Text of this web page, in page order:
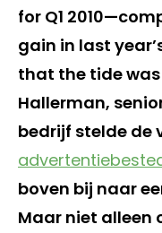
for Q1
gain in last
that the tide
Hallerman,
bedrijf stelde de
boven bij naar
Maar niet alleen